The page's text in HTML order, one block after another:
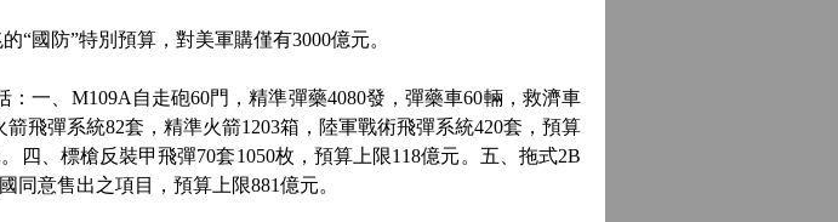
國防”特別預算，對美軍購僅有3000億元。
、M109A自走砲60門，精準彈藥4080發，彈藥車60輛，救濟車
飛彈系統82套，精準火箭1203箱，陸軍戰術飛彈系統420套，預算
四、標槍反裝甲飛彈70套1050枚，預算上限118億元。五、拖式2B
同意售出之項目，預算上限881億元。